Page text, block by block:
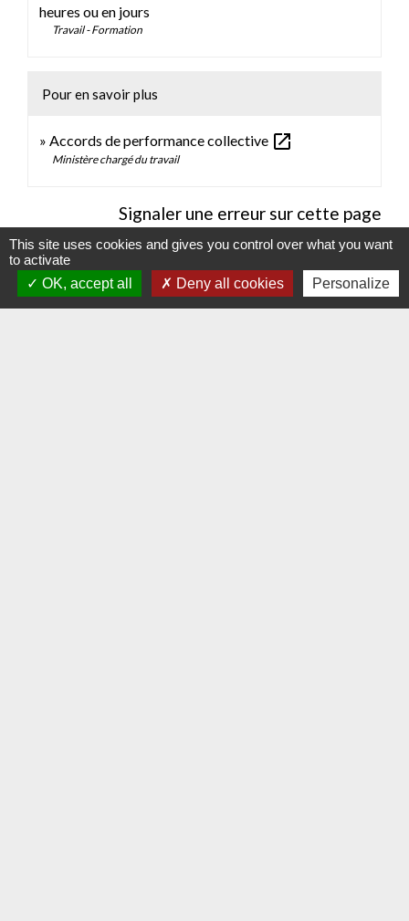
heures ou en jours
Travail - Formation
Pour en savoir plus
Accords de performance collective open_in_new
Ministère chargé du travail
Signaler une erreur sur cette page
Contacts
This site uses cookies and gives you control over what you want
to activate
OK, accept all
Deny all cookies Personalize